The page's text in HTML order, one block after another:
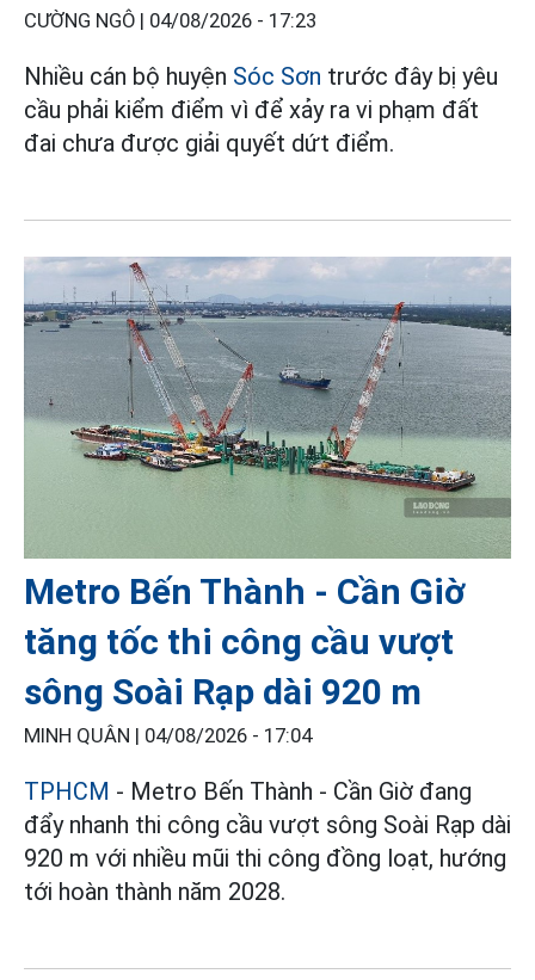
CƯỜNG NGÔ | 04/08/2026 - 17:23
Nhiều cán bộ huyện Sóc Sơn trước đây bị yêu
cầu phải kiểm điểm vì để xảy ra vi phạm đất
đai chưa được giải quyết dứt điểm.
Metro Bến Thành - Cần Giờ
tăng tốc thi công cầu vượt
sông Soài Rạp dài 920 m
MINH QUÂN | 04/08/2026 - 17:04
TPHCM - Metro Bến Thành - Cần Giờ đang
đẩy nhanh thi công cầu vượt sông Soài Rạp dài
920 m với nhiều mũi thi công đồng loạt, hướng
tới hoàn thành năm 2028.